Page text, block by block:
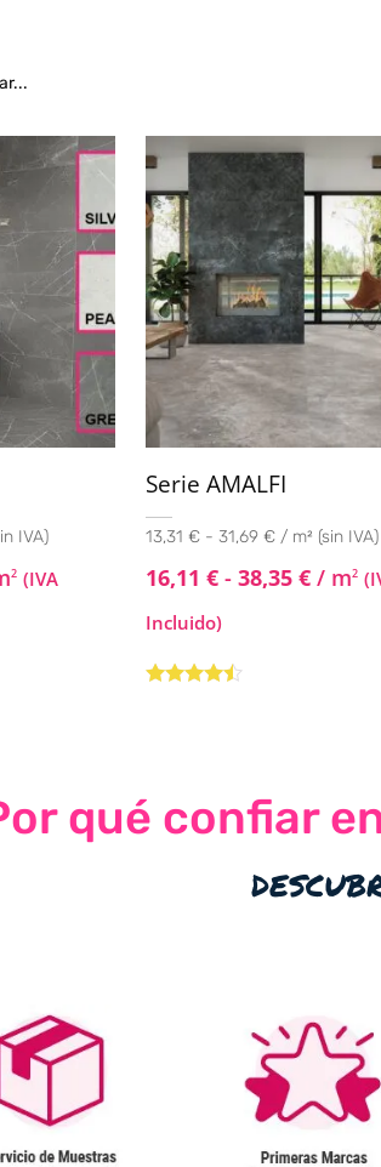
IVA)
2 (IVA
Serie AMALFI
13,31 € - 31,69 € / m² (sin IVA)
16,11€ - 38,35€ / m2
Incluido)
qué confiar